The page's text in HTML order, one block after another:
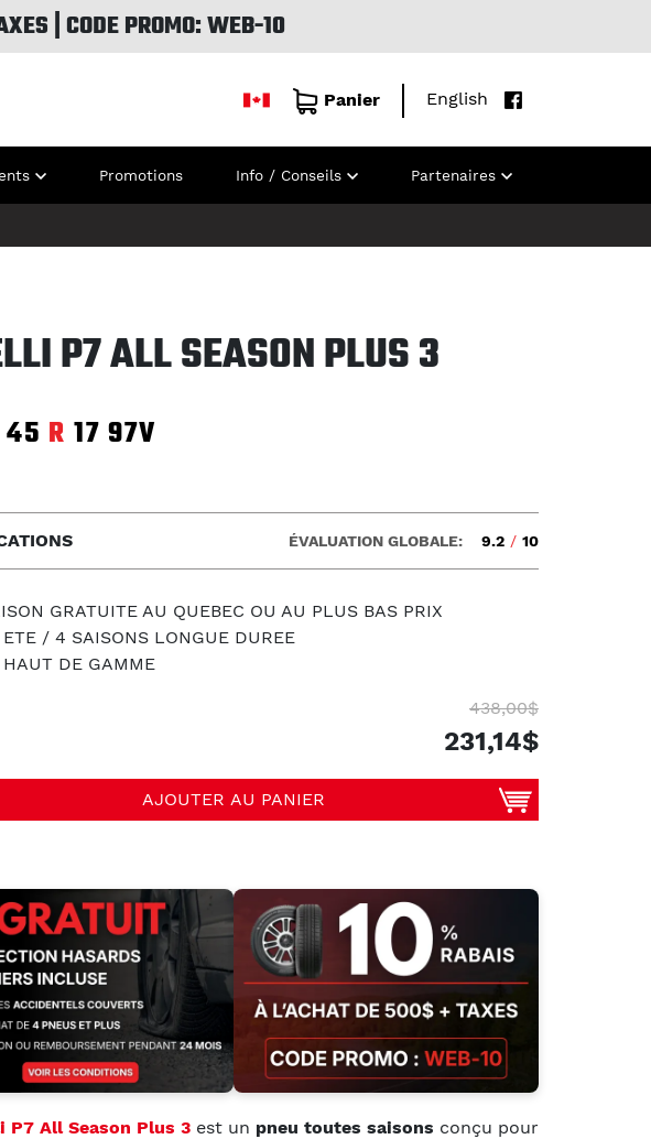
| CODE PROMO: WEB-10
Panier English
Promotions Info / Conseils Partenaires
P7 ALL SEASON PLUS 3
45 R 17 97V
ÉVALUATION GLOBALE: 9.2 / 10
GRATUITE AU QUEBEC OU AU PLUS BAS PRIX
ETE / 4 SAISONS LONGUE DUREE
HAUT DE GAMME
438,00$
231,14$
AJOUTER AU PANIER
P7 All Season Plus 3 est un pneu toutes saisons conçu pour